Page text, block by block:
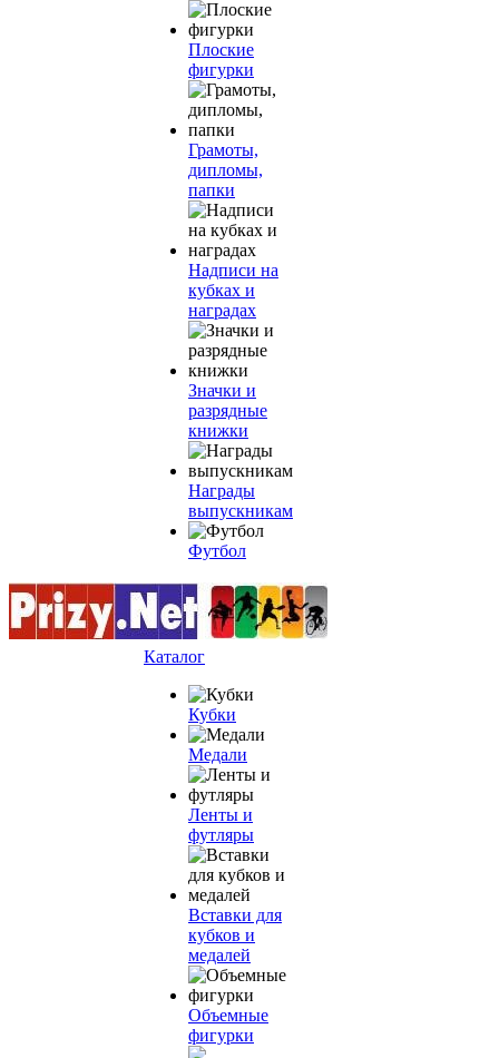
Плоские
фигурки
Грамоты,
дипломы,
папки
Надписи на
кубках и
наградах
Значки и
разрядные
книжки
Награды
выпускникам
Футбол
Каталог
Кубки
Медали
Ленты и
футляры
Вставки для
кубков и
медалей
Объемные
фигурки